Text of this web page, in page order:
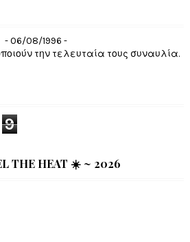
- 06/08/1996 -
την τελευταία τους συναυλία.
9
THE HEAT ☀️ ~ 2026